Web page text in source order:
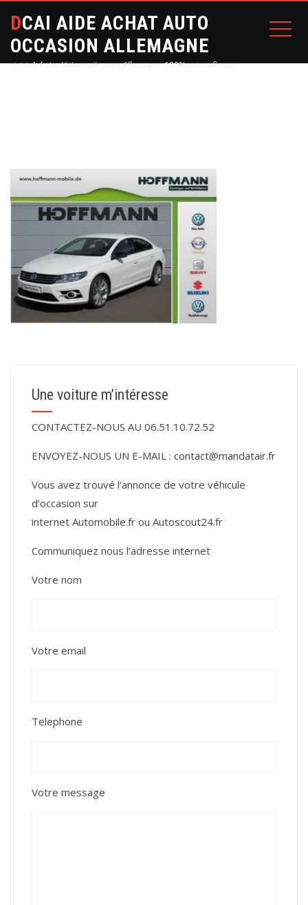
DCAI AIDE ACHAT AUTO
OCCASION ALLEMAGNE
⭐⭐⭐ Acheter Votre voiture en Allemagne 100% en confiance
Une voiture m’intéresse
CONTACTEZ-NOUS AU 06.51.10.72.52
ENVOYEZ-NOUS UN E-MAIL : contact@mandatair.fr
Vous avez trouvé l’annonce de votre véhicule
d’occasion sur
internet Automobile.fr ou Autoscout24.fr
Communiquez nous l’adresse internet
Votre nom
Votre email
Telephone
Votre message